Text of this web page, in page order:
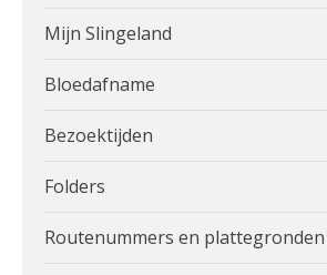
Mijn Slingeland
Bloedafname
Bezoektijden
Folders
Routenummers en plattegronden